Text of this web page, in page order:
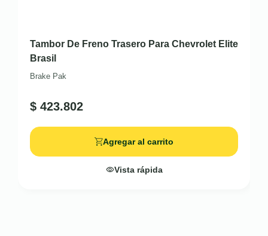
Tambor De Freno Trasero Para Chevrolet Elite
Brasil
Brake Pak
$ 423.802
Agregar al carrito
Vista rápida